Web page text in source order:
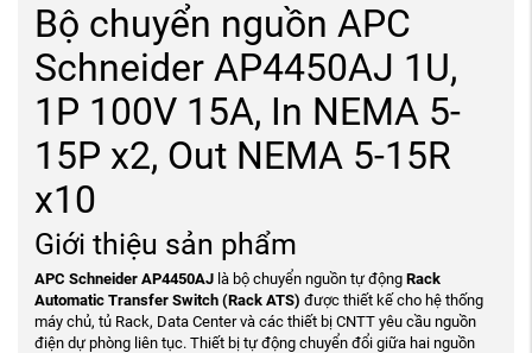
Bộ chuyển nguồn APC
Schneider AP4450AJ 1U,
1P 100V 15A, In NEMA 5-
15P x2, Out NEMA 5-15R
x10
Giới thiệu sản phẩm
APC Schneider AP4450AJlà bộ chuyển nguồn tự động Rack
Automatic Transfer Switch (Rack ATS) được thiết kế cho hệ thống
máy chủ, tủ Rack, Data Center và các thiết bị CNTT yêu cầu nguồn
điện dự phòng liên tục. Thiết bị tự động chuyển đổi giữa hai nguồn